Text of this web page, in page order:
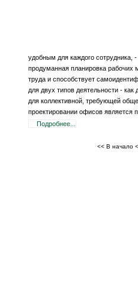
удобным для каждого сотрудника,
продуманная планировка рабочих
труда и способствует
для двух типов деятельности -
для коллективной, требующей
проектировании офисов является
Подробнее...
<< В начало